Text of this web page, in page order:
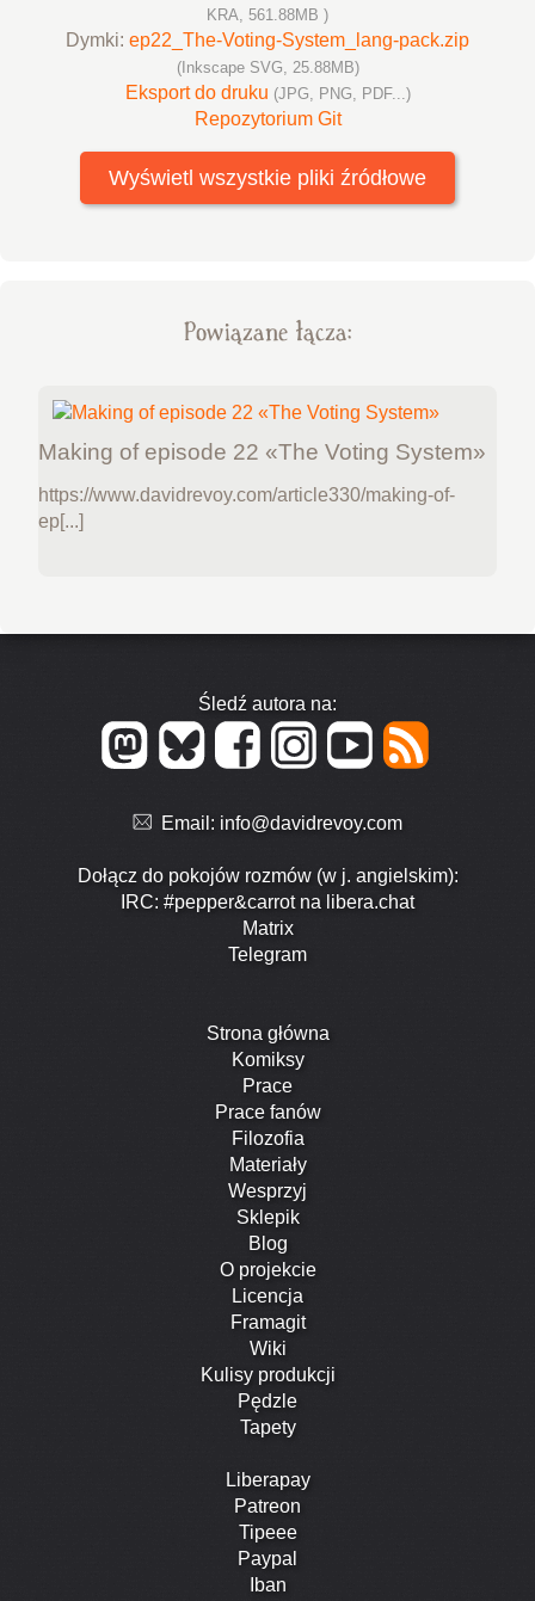
KRA, 561.88MB )
Dymki: ep22_The-Voting-System_lang-pack.zip
(Inkscape SVG, 25.88MB)
Eksport do druku (JPG, PNG, PDF...)
Repozytorium Git
Wyświetl wszystkie pliki źródłowe
Powiązane łącza:
Making of episode 22 «The Voting System»
https://www.davidrevoy.com/article330/making-of-
ep[...]
Śledź autora na:
Email: info@davidrevoy.com
Dołącz do pokojów rozmów (w j. angielskim):
IRC: #pepper&carrot na libera.chat
Matrix
Telegram
Strona główna
Komiksy
Prace
Prace fanów
Filozofia
Materiały
Wesprzyj
Sklepik
Blog
O projekcie
Licencja
Framagit
Wiki
Kulisy produkcji
Pędzle
Tapety
Liberapay
Patreon
Tipeee
Paypal
Iban